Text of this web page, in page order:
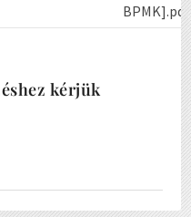
BPMK].pdf
kérjük